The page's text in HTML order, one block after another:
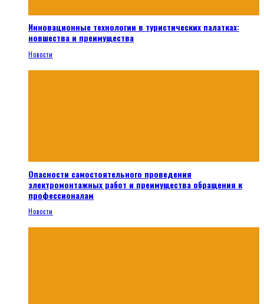
Инновационные технологии в туристических палатках:
новшества и преимущества
Новости
Опасности самостоятельного проведения
электромонтажных работ и преимущества обращения к
профессионалам
Новости